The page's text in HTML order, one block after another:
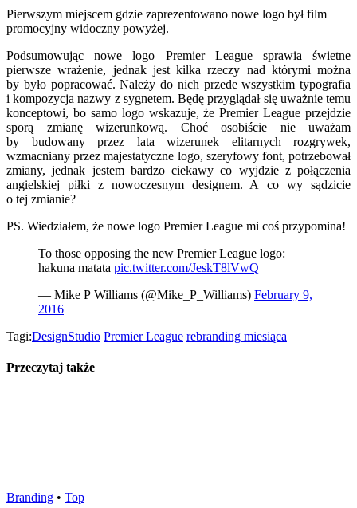
Pierwszym miejscem gdzie zaprezentowano nowe logo był film
promocyjny widoczny powyżej.
Podsumowując nowe logo Premier League sprawia świetne
pierwsze wrażenie, jednak jest kilka rzeczy nad którymi można
by było popracować. Należy do nich przede wszystkim typografia
i kompozycja nazwy z sygnetem. Będę przyglądał się uważnie temu
konceptowi, bo samo logo wskazuje, że Premier League przejdzie
sporą zmianę wizerunkową. Choć osobiście nie uważam
by budowany przez lata wizerunek elitarnych rozgrywek,
wzmacniany przez majestatyczne logo, szeryfowy font, potrzebował
zmiany, jednak jestem bardzo ciekawy co wyjdzie z połączenia
angielskiej piłki z nowoczesnym designem. A co wy sądzicie
o tej zmianie?
PS. Wiedziałem, że nowe logo Premier League mi coś przypomina!
To those opposing the new Premier League logo:
hakuna matata pic.twitter.com/JeskT8lVwQ
— Mike P Williams (@Mike_P_Williams) February 9,
2016
Tagi:DesignStudio Premier League rebranding miesiąca
Przeczytaj także
Branding • Top